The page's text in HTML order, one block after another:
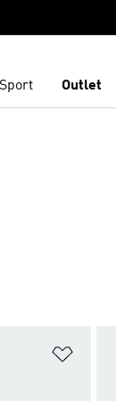
Sport Outlet